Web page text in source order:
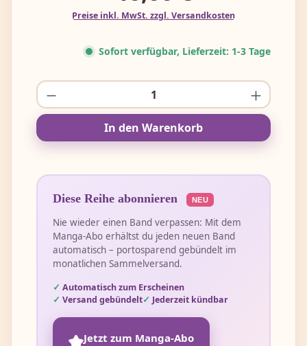
Preise inkl. MwSt. zzgl. Versandkosten
Sofort verfügbar, Lieferzeit: 1-3 Tage
Produkt Anzahl: Gib den
In den Warenkorb
Diese Reihe abonnieren NEU
Nie wieder einen Band verpassen: Mit dem
Manga-Abo erhältst du jeden neuen Band
automatisch – portosparend gebündelt im
monatlichen Sammelversand.
Automatisch zum Erscheinen
Versand gebündelt
Jederzeit kündbar
Jetzt zum Manga-Abo